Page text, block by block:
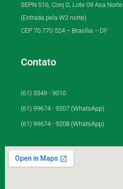
SEPN 516, Conj D, Lote 09 Asa Norte
(Entrada pela W2 norte)
CEP 70.770-524 – Brasília – DF
Contato
(61) 3349 - 9010
(61) 99674 - 9207 (WhatsApp)
(61) 99674 - 9208 (WhatsApp)